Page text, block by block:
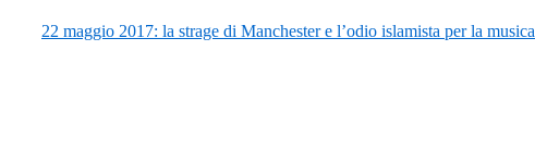
22 maggio 2017: la strage di Manchester e l’odio islamista per la musica